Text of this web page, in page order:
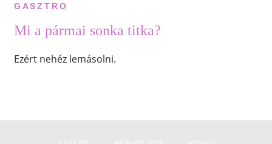
GASZTRO
Mi a pármai sonka titka?
Ezért nehéz lemásolni.